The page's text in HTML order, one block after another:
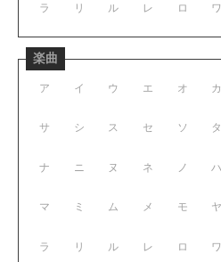
ラ リ ル レ ロ ワ
楽曲
ア イ ウ エ オ
サ シ ス セ ソ
ナ ニ ヌ ネ ノ
マ ミ ム メ モ
ラ リ ル レ ロ
カ
タ
ハ
ヤ
ワ